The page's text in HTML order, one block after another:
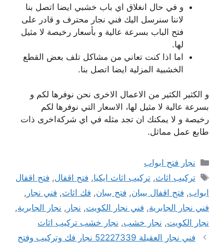
و في حال انغلاق اي باب خشبي ايضا اتصل بنا
لاننا سنرسل اليك فني نجار محترف و قادر على
فتح الباب بسرعة عالية و بأسعار رخيصة لا مثيل
لها.
اما اذا كنت تعاني من مشاكل تلف بعض القطع
الخشبية المزلية ايضا اتصل بنا.
و الكثير الكثير من الاعمال الاخرى نحن نوفرها لكم و
بسرعة عالية لا مثيل لها، الاسعار التي نوفرها لكم
رخيصة و لا يمكنك ان تجد مثله في اي شركةاخرى ذات
طابع عمل مماثل.
التصنيفات
نجار فتح ابواب
الوسوم
تركيب اثاث,تركيب اثاث ايكيا, فتح اقفال, فتح اقفال
ابواب, فتح اقفال بيبان, فتح بيبان, فك اثاث, فني نجار ,
فني نجار الجابرية, فني نجار الكويت, نجار , نجار الجابرية,
نجار الكويت, نجار خشب, نجار خشب تركيب اثاث
فني نجار العقيلة 52227339 نجار فك وتركيب وفتح